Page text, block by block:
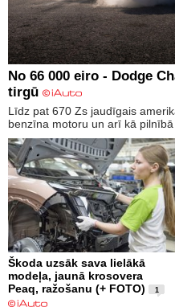
No 66 000 eiro - Dodge
tirgū
Līdz pat 670 Zs jaudīgais
benzīna motoru un arī kā pilnībā
Škoda uzsāk sava lielākā
modeļa, jaunā krosovera
Peaq, ražošanu (+ FOTO)
1